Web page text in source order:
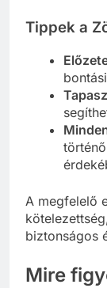
Tippek a
A megfelelő
biztonságos
Mire